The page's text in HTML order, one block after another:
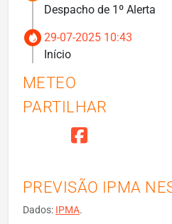
Despacho de 1º Alerta
29-07-2025 10:43
Início
METEO
PARTILHAR
PREVISÃO IPMA
Dados: IPMA.